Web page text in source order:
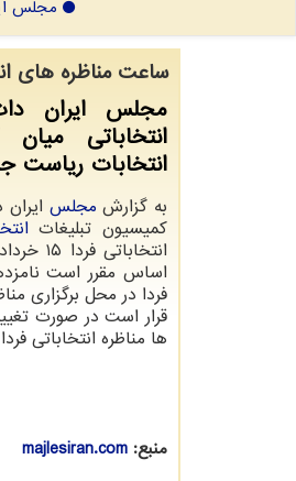
مجلس
ساعت مناظره های
مجلس ایران
انتخاباتی
انتخابات
به گزارش مجلس
کمیسیون تبلیغات
فردا در محل برگزاری
قرار است در صورت
ها مناظره انتخاباتی
منبع: majlesiran.com